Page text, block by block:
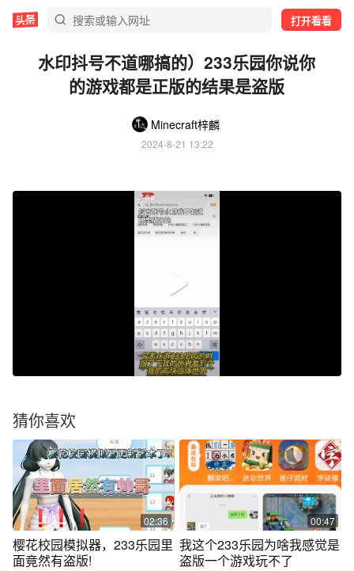
打开看看
水印抖号不道哪搞的）233乐园你说你
的游戏都是正版的结果是盗版
Minecraft梓麟
2024-8-21 13:22
猜你喜欢
02:36
樱花校园模拟器，233乐园里
面竟然有盗版!
00:47
我这个233乐园为啥我感觉是
盗版一个游戏玩不了